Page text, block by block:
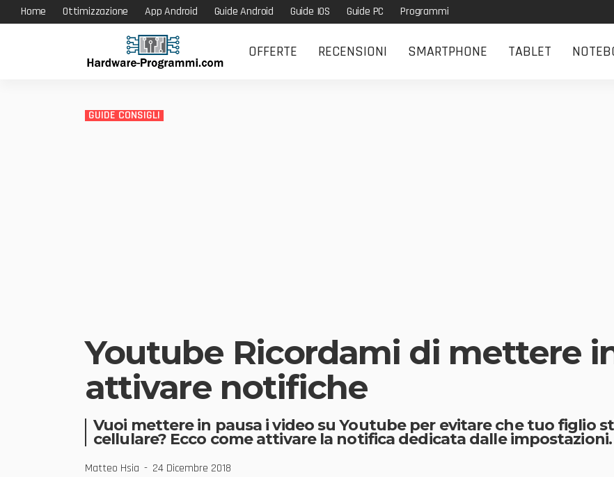
Home Ottimizzazione App Android Guide Android Guide IOS Guide PC Programmi
OFFERTE RECENSIONI SMARTPHONE TABLET
GUIDE CONSIGLI
Youtube Ricordami di mettere
attivare notifiche
Vuoi mettere in pausa i video su Youtube per evitare che tuo figlio
cellulare? Ecco come attivare la notifica dedicata dalle impostazioni.
Matteo Hsia 24 Dicembre 2018